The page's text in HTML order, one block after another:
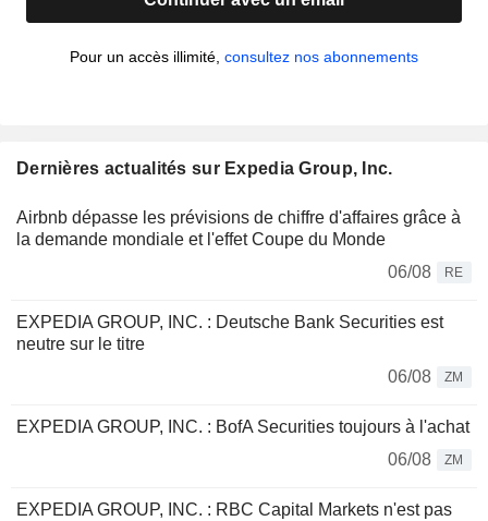
Pour un accès illimité, consultez nos abonnements
Dernières actualités sur Expedia Group, Inc.
Airbnb dépasse les prévisions de chiffre d'affaires grâce à
la demande mondiale et l'effet Coupe du Monde
06/08
RE
EXPEDIA GROUP, INC. : Deutsche Bank Securities est
neutre sur le titre
06/08
ZM
EXPEDIA GROUP, INC. : BofA Securities toujours à l'achat
06/08
ZM
EXPEDIA GROUP, INC. : RBC Capital Markets n'est pas